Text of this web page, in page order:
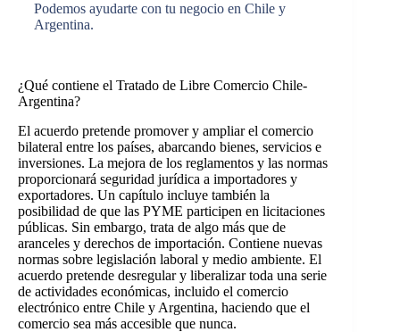
Podemos ayudarte con tu negocio en Chile y
Argentina.
¿Qué contiene el Tratado de Libre Comercio Chile-
Argentina?
El acuerdo pretende promover y ampliar el comercio
bilateral entre los países, abarcando bienes, servicios e
inversiones. La mejora de los reglamentos y las normas
proporcionará seguridad jurídica a importadores y
exportadores. Un capítulo incluye también la
posibilidad de que las PYME participen en licitaciones
públicas. Sin embargo, trata de algo más que de
aranceles y derechos de importación. Contiene nuevas
normas sobre legislación laboral y medio ambiente. El
acuerdo pretende desregular y liberalizar toda una serie
de actividades económicas, incluido el comercio
electrónico entre Chile y Argentina, haciendo que el
comercio sea más accesible que nunca.